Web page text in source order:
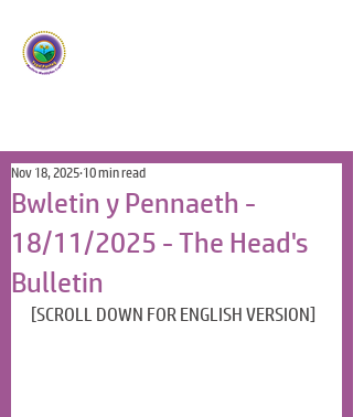
Bwletin y Pennaeth -
18/11/2025 - The Head's
Bulletin
Nov 18, 2025 10 min read
[SCROLL DOWN FOR ENGLISH VERSION]